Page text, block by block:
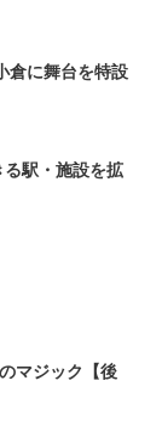
倉に舞台を特設
る駅・施設を拡
マジック【後